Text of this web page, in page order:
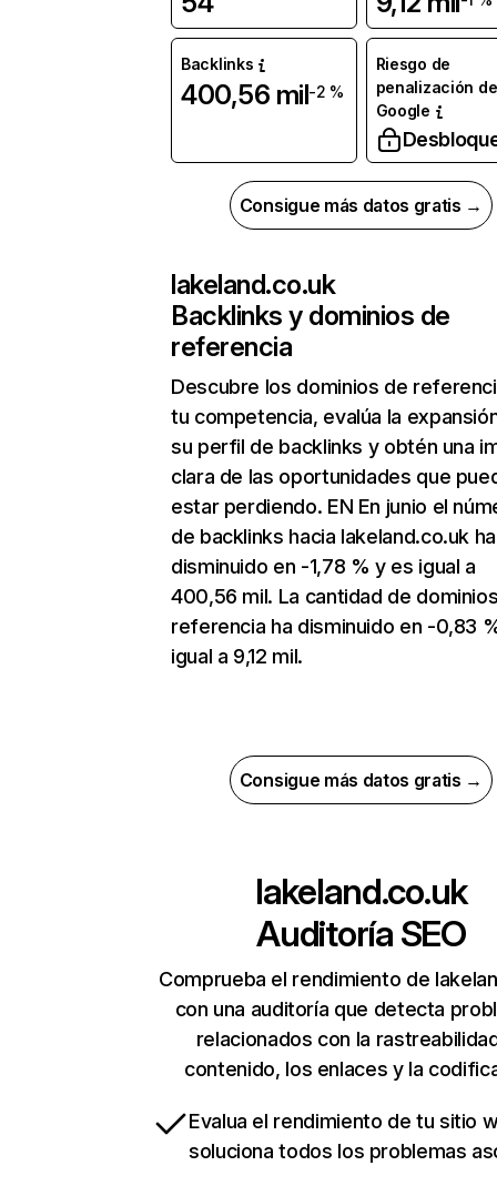
Backlinks
400,56 mil-2 %
Riesgo de
penalización de
Google
Consigue más datos gratis →
lakeland.co.uk
Backlinks y dominios de
referencia
Descubre los dominios de
tu competencia, evalúa la
su perfil de backlinks y obtén una
clara de las oportunidades que
estar perdiendo. EN En junio el
de backlinks hacia lakeland.co.uk ha
disminuido en -1,78 % y es igual a
400,56 mil. La cantidad de
referencia ha disminuido en -0,83
igual a 9,12 mil.
Consigue más datos gratis →
lakeland.co.uk
Auditoría SEO
Comprueba el rendimiento de
con una auditoría que detecta
relacionados con la
contenido, los enlaces y la
Evalua el rendimiento de tu sitio
soluciona todos los problemas